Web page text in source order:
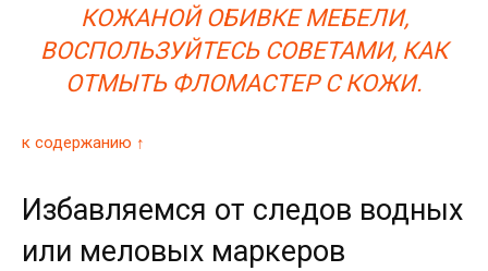
КОЖАНОЙ ОБИВКЕ МЕБЕЛИ,
ВОСПОЛЬЗУЙТЕСЬ СОВЕТАМИ, КАК
ОТМЫТЬ ФЛОМАСТЕР С КОЖИ.
к содержанию ↑
Избавляемся от следов водных
или меловых маркеров